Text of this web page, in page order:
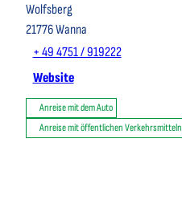
Wolfsberg
21776Wanna
+ 49 4751 / 919222
Website
Anreise mit dem Auto
Anreise mit öffentlichen Verkehrsmitteln